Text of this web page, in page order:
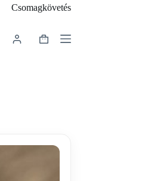
Csomagkövetés
Shopping